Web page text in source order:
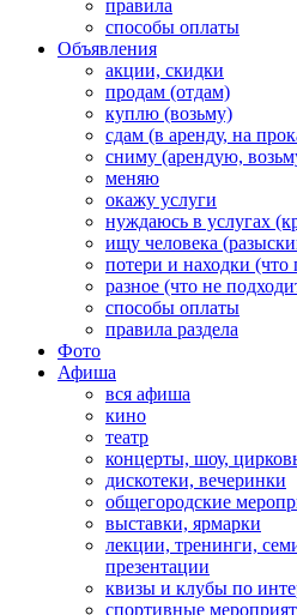
правила
способы оплаты
Объявления
акции, скидки
продам (отдам)
куплю (возьму)
сдам (в аренду, на
сниму (арендую,
меняю
окажу услуги
нуждаюсь в услугах
ищу человека
потери и находки
разное (что не
способы оплаты
правила раздела
Фото
Афиша
вся афиша
кино
театр
концерты, шоу,
дискотеки, вечеринки
общегородские
выставки, ярмарки
лекции, тренинги,
презентации
квизы и клубы по
спортивные